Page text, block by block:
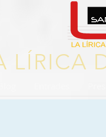
LÍRICA